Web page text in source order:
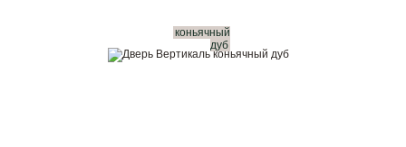
коньячный
дуб